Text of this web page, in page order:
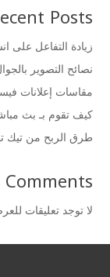
Posts
زيادة التفاعل على انستقرام –
نصائح التصوير بالجوال – 11 نصيحة
مقاسات إعلانات
كيف تقوم بـ بث مباشر
طرق الربح من تيك توك – 4 طرق تعرف
لا توجد تعليقات